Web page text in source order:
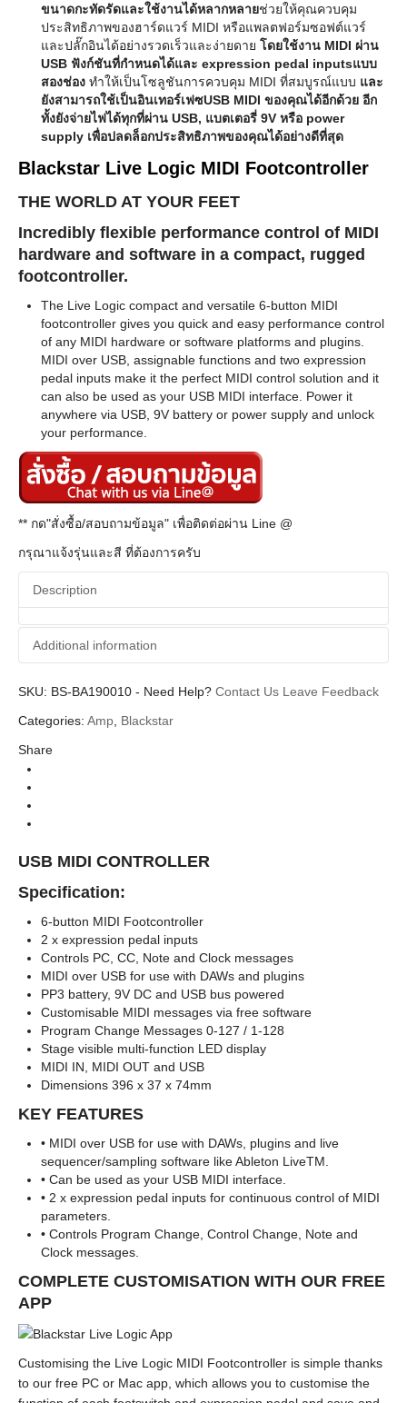
ขนาดกะทัดรัดและใช้งานได้หลากหลายช่วยให้คุณควบคุม
ประสิทธิภาพของฮาร์ดแวร์ MIDI หรือแพลตฟอร์มซอฟต์แวร์
และปลั๊กอินได้อย่างรวดเร็วและง่ายดาย โดยใช้งาน MIDI ผ่าน
USB ฟังก์ชันที่กำหนดได้และ expression pedal inputsแบบ
สองช่อง ทำให้เป็นโซลูชันการควบคุม MIDI ที่สมบูรณ์แบบ และ
ยังสามารถใช้เป็นอินเทอร์เฟซUSB MIDI ของคุณได้อีกด้วย อีก
ทั้งยังจ่ายไฟได้ทุกที่ผ่าน USB, แบตเตอรี่ 9V หรือ power
supply เพื่อปลดล็อกประสิทธิภาพของคุณได้อย่างดีที่สุด
Blackstar Live Logic MIDI Footcontroller
THE WORLD AT YOUR FEET
Incredibly flexible performance control of MIDI
hardware and software in a compact, rugged
footcontroller.
The Live Logic compact and versatile 6-button MIDI
footcontroller gives you quick and easy performance control
of any MIDI hardware or software platforms and plugins.
MIDI over USB, assignable functions and two expression
pedal inputs make it the perfect MIDI control solution and it
can also be used as your USB MIDI interface. Power it
anywhere via USB, 9V battery or power supply and unlock
your performance.
** กด"สั่งซื้อ/สอบถามข้อมูล" เพื่อติดต่อผ่าน Line @
กรุณาแจ้งรุ่นและสี ที่ต้องการครับ
Description
Additional information
Additional information
Brands Blackstar
SKU: BS-BA190010 - Need Help? Contact Us Leave Feedback
Categories: Amp Blackstar
Share
USB MIDI CONTROLLER
Specification:
6-button MIDI Footcontroller
2 x expression pedal inputs
Controls PC, CC, Note and Clock messages
MIDI over USB for use with DAWs and plugins
PP3 battery, 9V DC and USB bus powered
Customisable MIDI messages via free software
Program Change Messages 0-127 / 1-128
Stage visible multi-function LED display
MIDI IN, MIDI OUT and USB
Dimensions 396 x 37 x 74mm
KEY FEATURES
• MIDI over USB for use with DAWs, plugins and live
sequencer/sampling software like Ableton LiveTM.
• Can be used as your USB MIDI interface.
• 2 x expression pedal inputs for continuous control of MIDI
parameters.
• Controls Program Change, Control Change, Note and
Clock messages.
COMPLETE CUSTOMISATION WITH OUR FREE
APP
Customising the Live Logic MIDI Footcontroller is simple thanks
to our free PC or Mac app, which allows you to customise the